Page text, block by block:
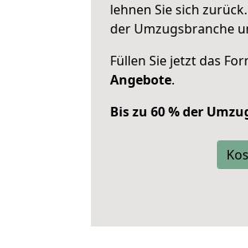
lehnen Sie sich zurück.
der Umzugsbranche
Füllen Sie jetzt das
Angebote.
Bis zu 60 % der